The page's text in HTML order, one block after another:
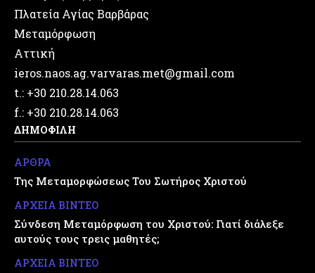
Πλατεία Αγίας Βαρβάρας
Μεταμόρφωση
Αττική
ieros.naos.ag.varvaras.met@gmail.com
t.: +30 210.28.14.063
f.: +30 210.28.14.063
ΔΗΜΟΦΙΛΗ
ΑΡΘΡΑ
Της Μεταμορφώσεως Του Σωτήρος Χριστού
ΑΡΧΕΙΑ ΒΙΝΤΕΟ
Σύνδεση Μεταμόρφωση του Χριστού: Γιατί διάλεξε
αυτούς τους τρεις μαθητές;
ΑΡΧΕΙΑ ΒΙΝΤΕΟ